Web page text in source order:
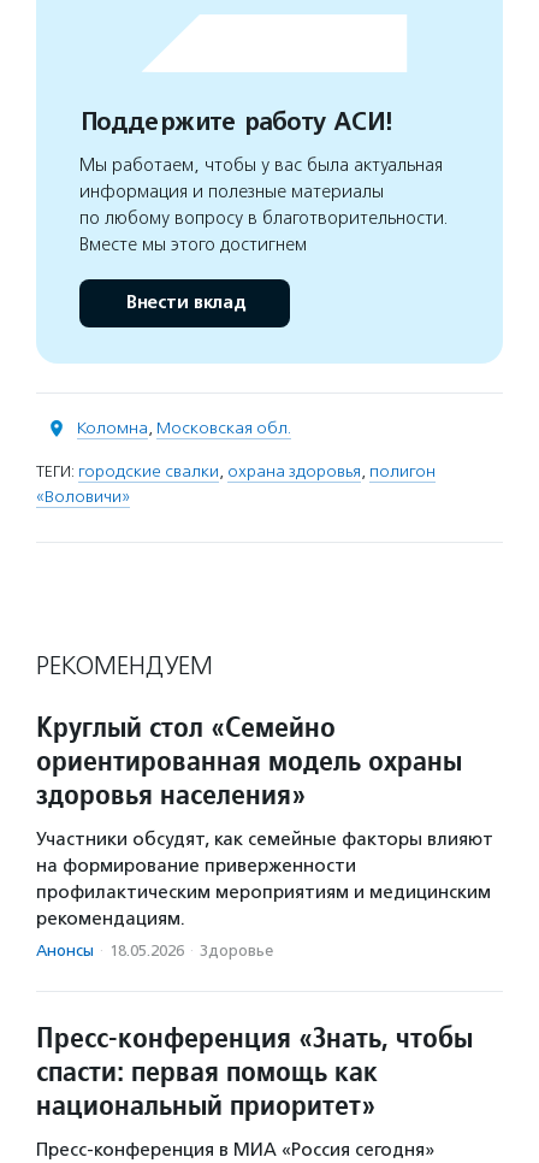
Поддержите работу АСИ!
Мы работаем, чтобы у вас была актуальная
информация и полезные материалы
по любому вопросу в благотворительности.
Вместе мы этого достигнем
Внести вклад
Коломна, Московская обл.
ТЕГИ: городские свалки, охрана здоровья, полигон
«Воловичи»
РЕКОМЕНДУЕМ
Круглый стол «Семейно
ориентированная модель охраны
здоровья населения»
Участники обсудят, как семейные факторы влияют
на формирование приверженности
профилактическим мероприятиям и медицинским
рекомендациям.
Анонсы · 18.05.2026 · Здоровье
Пресс-конференция «Знать, чтобы
спасти: первая помощь как
национальный приоритет»
Пресс-конференция в МИА «Россия сегодня»